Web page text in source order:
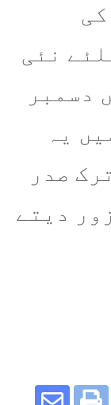
نئی
دسمبر
یہ
صدر
دیتے